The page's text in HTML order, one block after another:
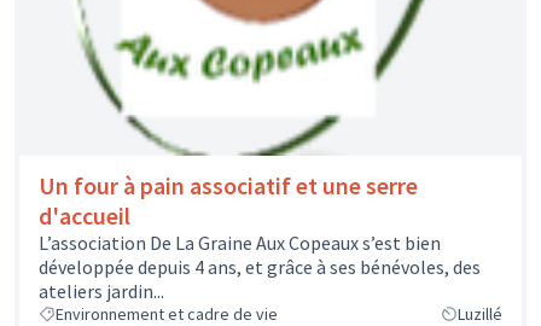
Un four à pain associatif et une serre
d'accueil
L’association De La Graine Aux Copeaux s’est bien
développée depuis 4 ans, et grâce à ses bénévoles, des
ateliers jardin...
Environnement et cadre de vie Luzillé